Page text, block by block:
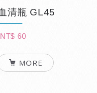
清瓶 GL45
NT$ 60
MORE